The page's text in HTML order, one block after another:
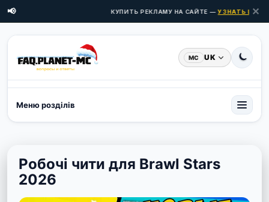
📢 КУПИТЬ РЕКЛАМУ НА САЙТЕ — УЗНАТЬ ЦЕНЫ
✕
MC UK
Меню розділів
Робочі чити для Brawl Stars
2026